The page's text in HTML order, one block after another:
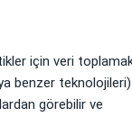
kapalı
et
için veri
benzer
görebilir ve